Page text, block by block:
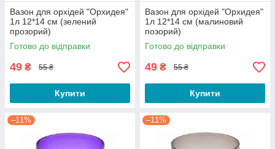
Вазон для орхідей "Орхидея"
1л 12*14 см (зелений
прозорий)
Готово до відправки
49 ₴ 55 ₴
Купити
Вазон для орхідей "Орхидея"
1л 12*14 см (малиновий
позорий)
Готово до відправки
49 ₴ 55 ₴
Купити
–11% –11%